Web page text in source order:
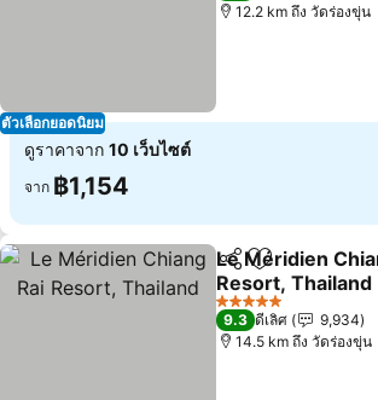
ตัวเลือกยอดนิยม
12.2 km ถึง วัดร่องขุ่น
ดูราคาจาก 10 เว็บไซต์
จาก ฿1,154
แชร์ เพิ่มในรายกา
Le Méridien
Resort, Thailand
5 ดาว
9.3 ดีเลิศ
9,934
14.5 km ถึง วัดร่องขุ่น